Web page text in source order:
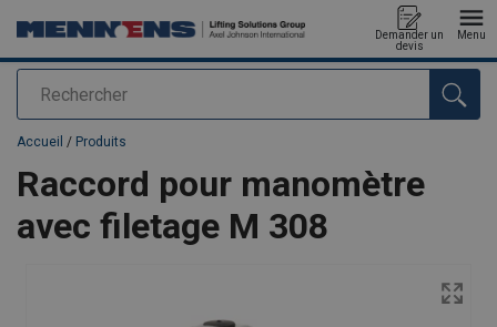
Rechercher
Demander un
devis
Menu
Ajouté au panier
Accueil / Produits
Raccord pour manomètre
avec filetage M 308